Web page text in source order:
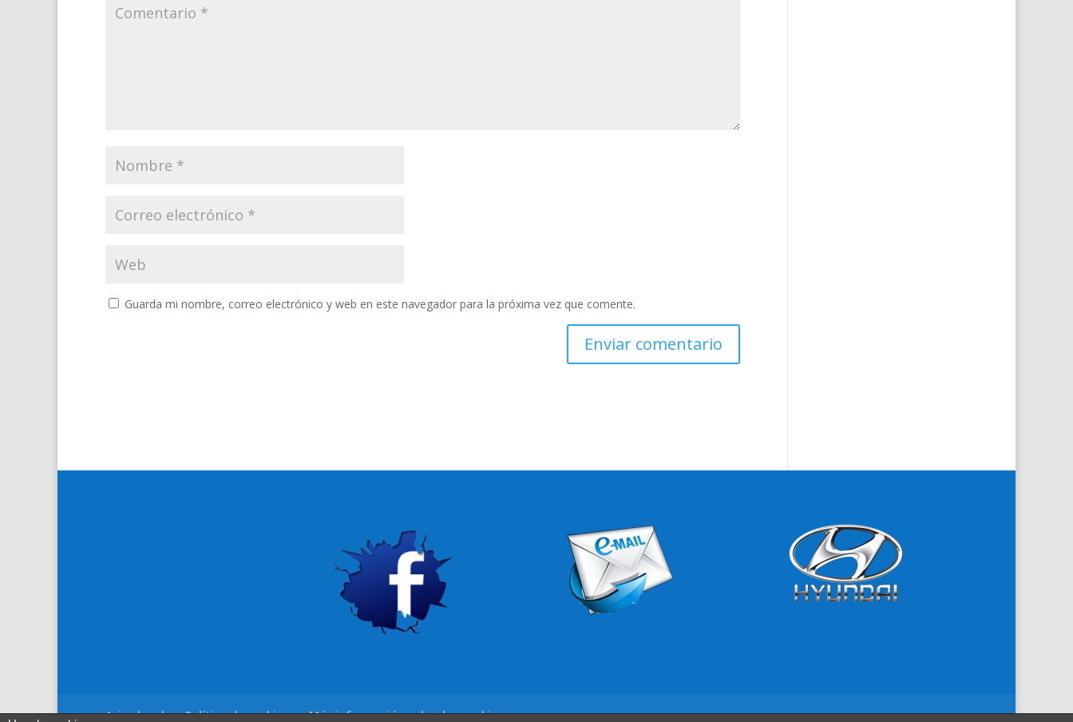
Guarda mi nombre, correo electrónico y web en este navegador para la próxima vez que comente.
Aviso legal Política de cookies Más información sobre las cookies